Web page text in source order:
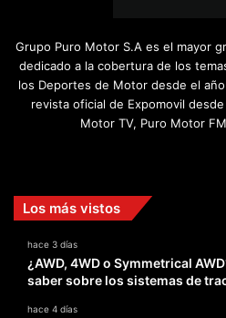
Grupo Puro Motor S.A es el mayor
dedicado a la cobertura de los
los Deportes de Motor desde el
revista oficial de Expomovil
Motor TV, Puro Motor
Los más vistos
hace 3 días
¿AWD, 4WD o Symmetrical
saber sobre los sistemas de
hace 4 días